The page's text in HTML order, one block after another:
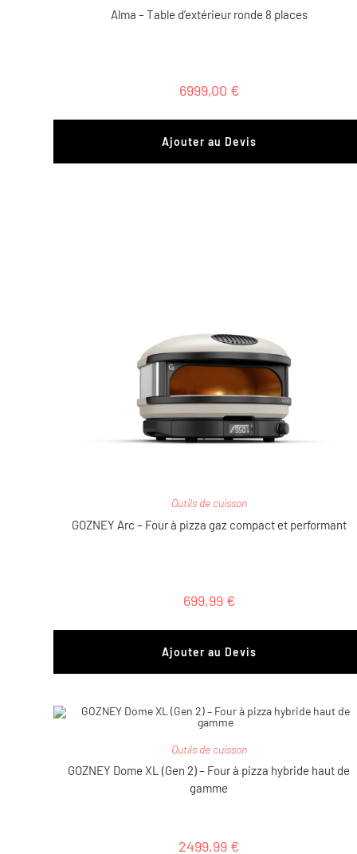
Alma – Table d’extérieur ronde 8 places
6999,00 €
Ajouter au Devis
Outils de cuisson
GOZNEY Arc – Four à pizza gaz compact et performant
699,99 €
Ajouter au Devis
Outils de cuisson
GOZNEY Dome XL (Gen 2) – Four à pizza hybride haut de
gamme
2499,99 €